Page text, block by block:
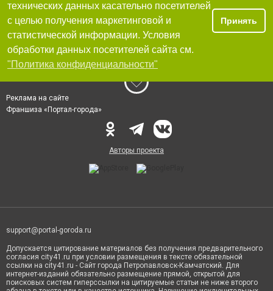
технических данных касательно посетителей
с целью получения маркетинговой и
статистической информации. Условия
обработки данных посетителей сайта см.
"Политика конфиденциальности"
Принять
Реклама на сайте
Франшиза «Портал-города»
Авторы проекта
support@portal-goroda.ru
Допускается цитирование материалов без получения предварительного
согласия city41.ru при условии размещения в тексте обязательной
ссылки на city41.ru - Сайт города Петропавловск-Камчатский. Для
интернет-изданий обязательно размещение прямой, открытой для
поисковых систем гиперссылки на цитируемые статьи не ниже второго